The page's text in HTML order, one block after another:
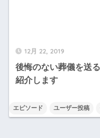
12月 22, 2019
後悔のない葬儀を送
紹介します
エピソード ユーザー投稿